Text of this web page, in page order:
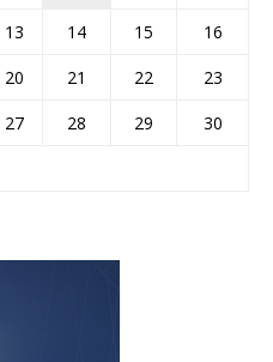
13 14 15
16
20 21 22
23
27 28 29
30